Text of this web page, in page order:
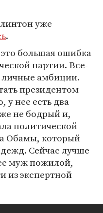
уже
.
большая ошибка
партии. Все-
личные амбиции.
президентом
у нее есть два
не бодрый и,
политической
Обамы, который
Сейчас лучше
муж пожилой,
из экспертной